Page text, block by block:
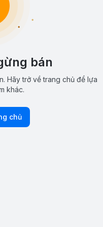
bán
Hãy trở về trang chủ để lựa
khác.
chủ